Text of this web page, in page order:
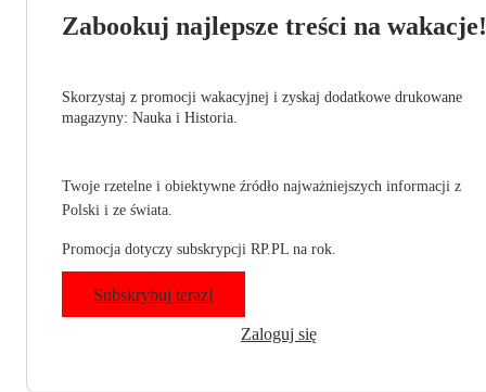
Zabookuj najlepsze treści na wakacje!
Skorzystaj z promocji wakacyjnej i zyskaj dodatkowe drukowane
magazyny: Nauka i Historia.
Twoje rzetelne i obiektywne źródło najważniejszych informacji z
Polski i ze świata.
Promocja dotyczy subskrypcji RP.PL na rok.
Subskrybuj teraz!
Zaloguj się